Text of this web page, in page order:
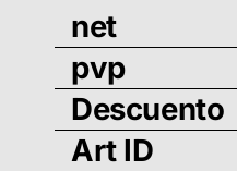
net
pvp
Descuento
Art ID